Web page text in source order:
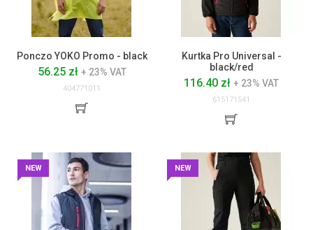
Ponczo YOKO Promo - black
56.25 zł + 23% VAT
404771011
Kurtka Pro Universal -
black/red
116.40 zł + 23% VAT
615171541
NEW NEW